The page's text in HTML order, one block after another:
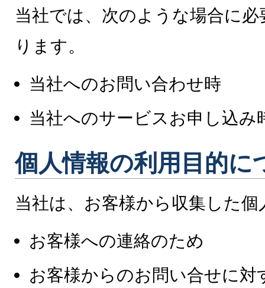
当社では、次のような場合に
ります。
当社へのお問い合わせ時
当社へのサービスお申し込み
個人情報の利用目的に
当社は、お客様から収集した
お客様への連絡のため
お客様からのお問い合せに対